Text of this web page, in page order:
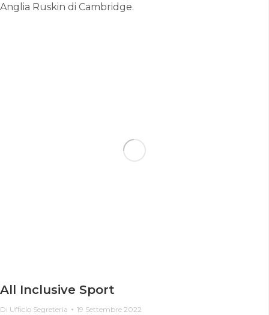
Anglia Ruskin di Cambridge.
All Inclusive Sport
Di Ufficio Segreteria 19 Settembre 2022